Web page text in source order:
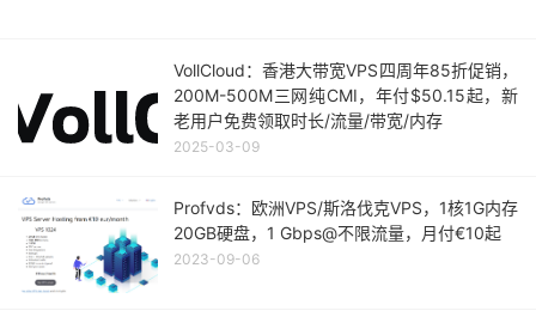
VollCloud：香港大带宽VPS四周年85折促销，
200M-500M三网纯CMI，年付$50.15起，新
老用户免费领取时长/流量/带宽/内存
2025-03-09
Profvds：欧洲VPS/斯洛伐克VPS，1核1G内存
20GB硬盘，1 Gbps@不限流量，月付€10起
2023-09-06